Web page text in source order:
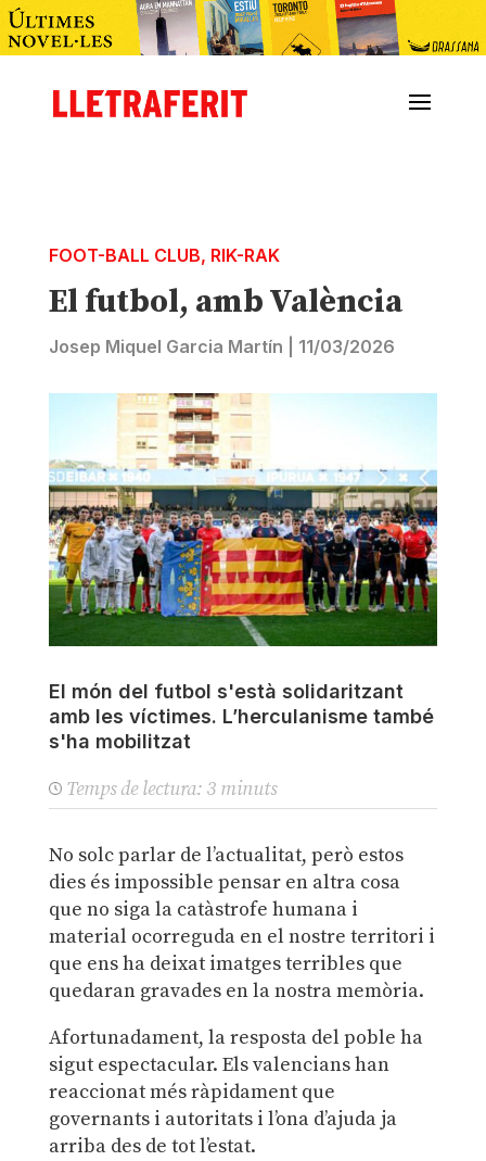
FOOT-BALL CLUB, RIK-RAK
El futbol, amb València
Josep Miquel Garcia Martín 11/03/2026
El món del futbol s'està solidaritzant
amb les víctimes. L’herculanisme també
s'ha mobilitzat
Temps de lectura: 3 minuts
No solc parlar de l’actualitat, però estos
dies és impossible pensar en altra cosa
que no siga la catàstrofe humana i
material ocorreguda en el nostre territori i
que ens ha deixat imatges terribles que
quedaran gravades en la nostra memòria.
Afortunadament, la resposta del poble ha
sigut espectacular. Els valencians han
reaccionat més ràpidament que
governants i autoritats i l’ona d’ajuda ja
arriba des de tot l’estat.